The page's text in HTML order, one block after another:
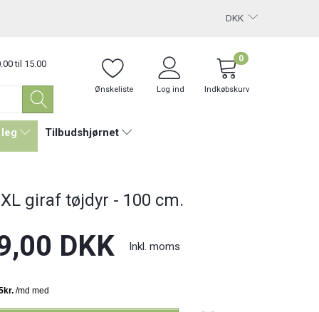
DKK
til 15.00
Ønskeliste Log ind Indkøbskurv
0
Tilbudshjørnet
giraf tøjdyr - 100 cm.
DKK Inkl. moms